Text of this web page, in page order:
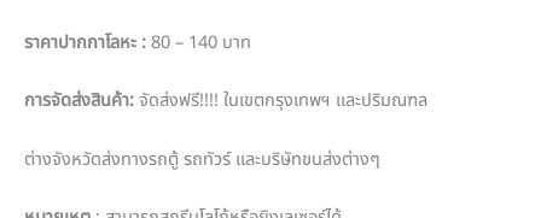
ราคาปากกาโลหะ :80 – 140 บาท
การจัดส่งสินค้า:จัดส่งฟรี!!!! ในเขตกรุงเทพฯ และปริมณฑล
ต่างจังหวัดส่งทางรถตู้ รถทัวร์ และบริษัทขนส่งต่างๆ